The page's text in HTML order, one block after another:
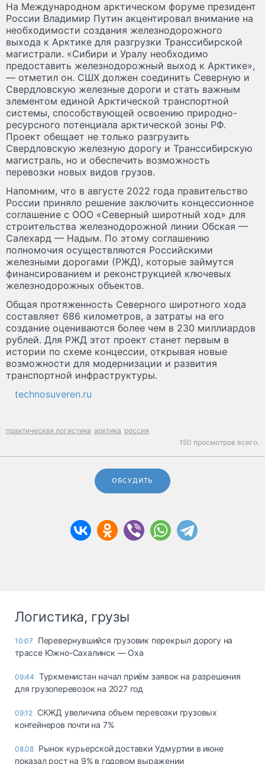
На Международном арктическом форуме президент
России Владимир Путин акцентировал внимание на
необходимости создания железнодорожного
выхода к Арктике для разгрузки Транссибирской
магистрали. «Сибири и Уралу необходимо
предоставить железнодорожный выход к Арктике»,
— отметил он. СШХ должен соединить Северную и
Свердловскую железные дороги и стать важным
элементом единой Арктической транспортной
системы, способствующей освоению природно-
ресурсного потенциала арктической зоны РФ.
Проект обещает не только разгрузить
Свердловскую железную дорогу и Транссибирскую
магистраль, но и обеспечить возможность
перевозки новых видов грузов.
Напомним, что в августе 2022 года правительство
России приняло решение заключить концессионное
соглашение с ООО «Северный широтный ход» для
строительства железнодорожной линии Обская —
Салехард — Надым. По этому соглашению
полномочия осуществляются Российскими
железными дорогами (РЖД), которые займутся
финансированием и реконструкцией ключевых
железнодорожных объектов.
Общая протяженность Северного широтного хода
составляет 686 километров, а затраты на его
создание оцениваются более чем в 230 миллиардов
рублей. Для РЖД этот проект станет первым в
истории по схеме концессии, открывая новые
возможности для модернизации и развития
транспортной инфраструктуры.
technosuveren.ru
практическая логистика арктика россия
150 просмотров всего.
ОБСУДИТЬ
Логистика, грузы
10:07
Перевернувшийся грузовик перекрыл дорогу на
трассе Южно-Сахалинск — Оха
09:44 Туркменистан начал приём заявок на разрешения
для грузоперевозок на 2027 год
09:12 СКЖД увеличила объем перевозки грузовых
контейнеров почти на 7%
08.08 Рынок курьерской доставки Удмуртии в июне
показал рост на 9% в годовом выражении